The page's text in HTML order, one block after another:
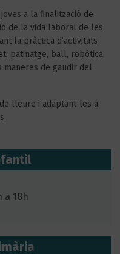
a la finalització de
de la vida laboral de les
la pràctica d’activitats
patinatge, ball, robòtica,
de gaudir del
lleure i adaptant-les a
a 18h